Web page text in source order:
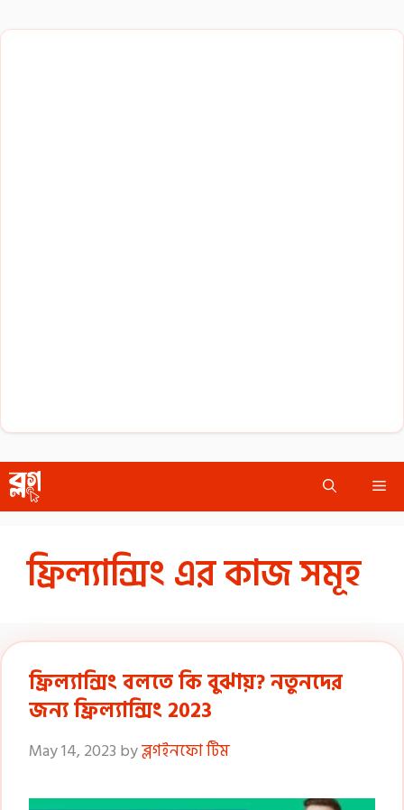
Skip
to
ফ্রিল্যান্সিং এর কাজ সমূহ
ফ্রিল্যান্সিং বলতে কি বুঝায়? নতুনদের
জন্য ফ্রিল্যান্সিং 2023
May 14, 2023 byব্লগইনফো টিম